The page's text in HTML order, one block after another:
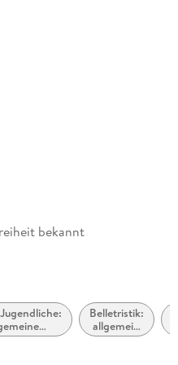
bekannt
Belletristik:
allgemein
und